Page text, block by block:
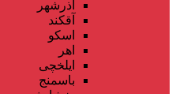
آذرشهر
آقکند
اسکو
اهر
ایلخچی
باسمنج